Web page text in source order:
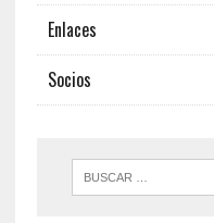
Enlaces
Socios